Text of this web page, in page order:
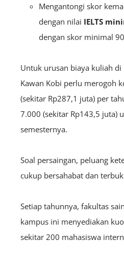
Mengantongi skor
dengan nilai IELTS
dengan skor minimal
Untuk urusan biaya kuliah
Kawan Kobi perlu merogoh
(sekitar Rp287,1 juta) per
7.000 (sekitar Rp143,5 juta)
semesternya.
Soal persaingan, peluang
cukup bersahabat dan
Setiap tahunnya, fakultas
kampus ini menyediakan
sekitar 200 mahasiswa